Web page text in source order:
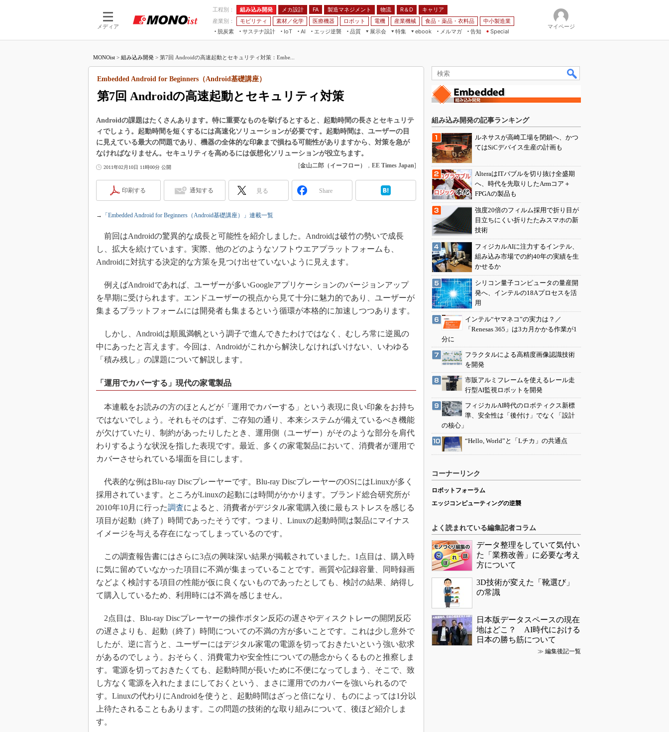
メディア
工程別： 組み込み開発 メカ設計 FA 製造マネジメント 物流 R＆D
キャリア
産業別：
モビリティ 素材／化学 医療機器 ロボット 電機 産業機械 食品・薬品・衣料品
中小製造業
脱炭素
サステナ設計
IoT
つながる工場
AI
AI×設備保全
エッジ逆襲 品質
展示会
JIMTOF
IIFES
ジャパンモビリティショー
TECHNO-FRONTIER
人テク展
EdgeTech+
日本ものづくりワールド
AUTOMOTIVE WORLD
産業オープンネット展
特集
FPGA
組み込み画像技術
組み込みモデリング
Windows Embedded
車載ソフト開発
ISO26262
デジタルツインとCAE
S＆OP
イノベーション
製造業ビッグデータ
植物工場
知財マネジメント
新型コロナへの対応
ebook
素材／化学
メルマガ
告知 Special
マイページ
MONOist > 組み込み開発 > 第7回 Androidの高速起動とセキュリティ対策：Embe...
第7回 Androidの高速起動とセキュリティ対策
Embedded Android for Beginners（Android基礎講座）
Androidの課題はたくさんあります。特に重要なものを挙げるとすると、起動時間の長さとセキュリテ
ィでしょう。起動時間を短くするには高速化ソリューションが必要です。起動時間は、ユーザーの目
に見えている最大の問題であり、機器の全体的な印象まで損ねる可能性がありますから、対策を急が
なければなりません。セキュリティを高めるには仮想化ソリューションが役立ちます。
2011年02月10日 11時00分 公開 [金山二郎（イーフロー） ， EE Times Japan]
印刷する 通知する 見る Share
→ 「Embedded Android for Beginners（Android基礎講座）」連載一覧
前回はAndroidの驚異的な成長と可能性を紹介しました。Androidは破竹の勢いで成長
し、拡大を続けています。実際、他のどのようなソフトウエアプラットフォームも、
Androidに対抗する決定的な方策を見つけ出せていないように見えます。
例えばAndroidであれば、ユーザーが多いGoogleアプリケーションのバージョンアップ
を早期に受けられます。エンドユーザーの視点から見て十分に魅力的であり、ユーザーが
集まるプラットフォームには開発者も集まるという循環が本格的に加速しつつあります。
しかし、Androidは順風満帆という調子で進んできたわけではなく、むしろ常に逆風の
中にあったと言えます。今回は、Androidがこれから解決しなければいけない、いわゆる
「積み残し」の課題について解説します。
「運用でカバーする」現代の家電製品
本連載をお読みの方のほとんどが「運用でカバーする」という表現に良い印象をお持ち
ではないでしょう。それもそのはず、ご存知の通り、本来システムが備えているべき機能
が欠けていたり、制約があったりしたとき、運用側（ユーザー）がそのような部分を肩代
わりするような状況を指した表現です。最近、多くの家電製品において、消費者が運用で
カバーさせられている場面を目にします。
代表的な例はBlu-ray Discプレーヤーです。Blu-ray DiscプレーヤーのOSにはLinuxが多く
採用されています。ところがLinuxの起動には時間がかかります。ブランド総合研究所が
2010年10月に行った調査によると、消費者がデジタル家電購入後に最もストレスを感じる
項目が起動（終了）時間であったそうです。つまり、Linuxの起動時間は製品にマイナス
イメージを与える存在になってしまっているのです。
この調査報告書にはさらに3点の興味深い結果が掲載されていました。1点目は、購入時
に気に留めていなかった項目に不満が集まっていることです。画質や記録容量、同時録画
などよく検討する項目の性能が仮に良くないものであったとしても、検討の結果、納得し
て購入しているため、利用時には不満を感じません。
2点目は、Blu-ray Discプレーヤーの操作ボタン反応の遅さやディスクトレーの開閉反応
の遅さよりも、起動（終了）時間についての不満の方が多いことです。これは少し意外で
したが、逆に言うと、ユーザーにはデジタル家電の電源を切っておきたいという強い欲求
があるのでしょう。おそらく、消費電力や安全性についての懸念からくるものと推察しま
す。電源を切っておきたくても、起動時間が長いために不便になってしまう、そこで、致
し方なく電源を入れたままにしておくという、まさに運用でのカバーを強いられるので
す。Linuxの代わりにAndroidを使うと、起動時間はざっと倍になり、ものによっては1分以
上待たされることもあります。この問題の技術的な取り組みについて、後ほど紹介しま
す。
組み込み開発の記事ランキング
ルネサスが高崎工場を閉鎖へ、かつ
てはSiCデバイス生産の計画も
AlteraはITバブルを切り抜け全盛期
へ、時代を先取りしたArmコア＋
FPGAの製品も
強度20倍のフィルム採用で折り目が
目立ちにくい折りたたみスマホの新
技術
フィジカルAIに注力するインテル、
組み込み市場での約40年の実績を生
かせるか
シリコン量子コンピュータの量産開
発へ、インテルの18Aプロセスを活
用
インテル“ヤマネコ”の実力は？／
「Renesas 365」は3カ月かかる作業が1
分に
フラクタルによる高精度画像認識技術
を開発
市販アルミフレームを使えるレール走
行型AI監視ロボットを開発
フィジカルAI時代のロボティクス新標
準、安全性は「後付け」でなく「設計
の核心」
“Hello, World”と「Lチカ」の共通点
コーナーリンク
ロボットフォーラム
エッジコンピューティングの逆襲
よく読まれている編集記者コラム
データ整理をしていて気付い
た「業務改善」に必要な考え
方について
3D技術が変えた「靴選び」
の常識
日本版データスペースの現在
地はどこ？ AI時代における
日本の勝ち筋について
≫ 編集後記一覧